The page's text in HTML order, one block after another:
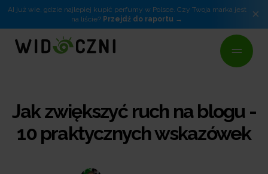
AI już wie, gdzie najlepiej kupić perfumy w Polsce. Czy Twoja marka jest
na liście? Przejdź do raportu ×
Jak zwiększyć ruch na blogu -
10 praktycznych wskazówek